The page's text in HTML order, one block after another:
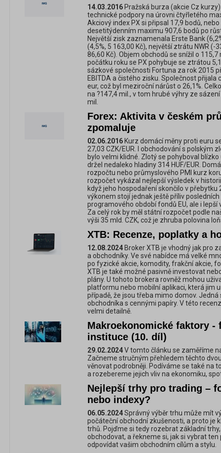
14.03.2016 Pražská burza (akcie Cz
technické podpory na úrovni čtyřletého
Akciový index PX si připsal 17,9 bodů,
desetitýdenním maximu 907,6 bodů po
Největší zisk zaznamenala Erste Bank
(4,5%, 5 163,00 Kč), největší ztrátu NWR (-
86,60 Kč). Objem obchodů se snížil o 115,7
počátku roku se PX pohybuje se ztrátou
sázkové společnosti Fortuna za rok 2015
EBITDA a čistého zisku. Společnost přijala
eur, což byl meziroční nárůst o 26,1%.
na ?147,4 mil., v tom hrubé výhry ze
mil.
Forex: Aktivita v českém
zpomaluje
02.06.2016 Kurz domácí měny proti euru
27,03 CZK/EUR. I obchodování s polským
bylo velmi klidné. Zlotý se pohyboval
držel nedaleko hladiny 314 HUF/EUR.
rozpočtu nebo průmyslového PMI kurz
rozpočet vykázal nejlepší výsledek v
když jeho hospodaření skončilo v přebytku
výkonem stojí jednak ještě příliv
programového období fondů EU, ale i
Za celý rok by měl státní rozpočet podle
výši 35 mld. CZK, což je zhruba polovina
XTB: Recenze, poplatky a
12.08.2024 Broker XTB je vhodný jak pro
a obchodníky. Ve své nabídce má velké
po fyzické akcie, komodity, frakční akcie,
XTB je také možné pasivně investovat
plány. U tohoto brokera rovněž mohou
platformu nebo mobilní aplikaci, která jim
případě, že jsou třeba mimo domov.
obchodníka s cennými papíry. V této
velmi detailně.
Makroekonomické faktory -
instituce (10. díl)
29.02.2024V tomto článku se zaměříme
Začneme stručným přehledem těchto
věnovat podrobněji. Podíváme se také na
a rozebereme jejich vliv na ekonomiku,
Nejlepší trhy pro trading –
nebo indexy?
06.05.2024Správný výběr trhu může mít
počáteční obchodní zkušenosti, a proto je
trhů. Pojďme si tedy rozebrat základní
obchodovat, a řekneme si, jak si vybrat
odpovídat vašim obchodním cílům a stylu.